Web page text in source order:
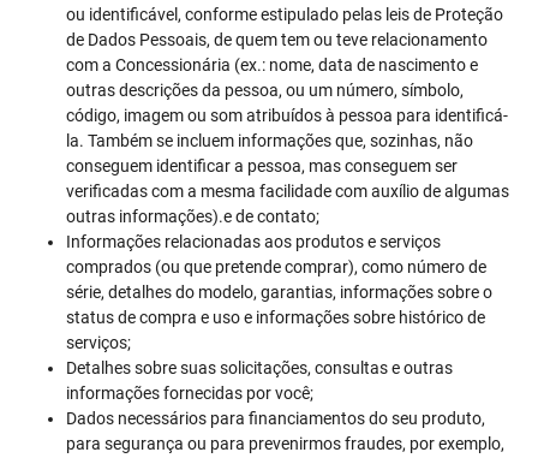
ou identificável, conforme estipulado pelas leis de Proteção
de Dados Pessoais, de quem tem ou teve relacionamento
com a Concessionária (ex.: nome, data de nascimento e
outras descrições da pessoa, ou um número, símbolo,
código, imagem ou som atribuídos à pessoa para identificá-
la. Também se incluem informações que, sozinhas, não
conseguem identificar a pessoa, mas conseguem ser
verificadas com a mesma facilidade com auxílio de algumas
outras informações).e de contato;
Informações relacionadas aos produtos e serviços
comprados (ou que pretende comprar), como número de
série, detalhes do modelo, garantias, informações sobre o
status de compra e uso e informações sobre histórico de
serviços;
Detalhes sobre suas solicitações, consultas e outras
informações fornecidas por você;
Dados necessários para financiamentos do seu produto,
para segurança ou para prevenirmos fraudes, por exemplo,